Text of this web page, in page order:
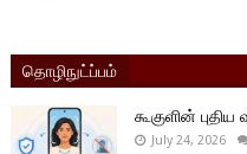
தொழிநுட்ப்பம்
கூகுளின் புதிய
July 24, 2026